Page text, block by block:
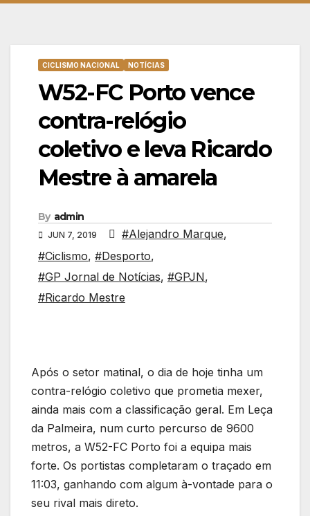
CICLISMO NACIONAL NOTÍCIAS
W52-FC Porto vence
contra-relógio
coletivo e leva Ricardo
Mestre à amarela
By admin
JUN 7, 2019 #Alejandro Marque,
#Ciclismo, #Desporto,
#GP Jornal de Notícias, #GPJN,
#Ricardo Mestre
Após o setor matinal, o dia de hoje tinha um
contra-relógio coletivo que prometia mexer,
ainda mais com a classificação geral. Em Leça
da Palmeira, num curto percurso de 9600
metros, a W52-FC Porto foi a equipa mais
forte. Os portistas completaram o traçado em
11:03, ganhando com algum à-vontade para o
seu rival mais direto.